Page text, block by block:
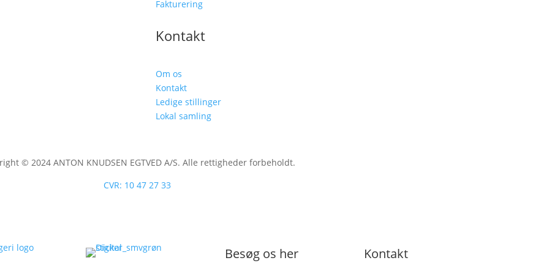
Fakturering
Kontakt
Om os
Kontakt
Ledige stillinger
Lokal samling
© 2024 ANTON KNUDSEN EGTVED A/S. Alle rettigheder forbeholdt.
CVR: 10 47 27 33
Besøg os her Kontakt